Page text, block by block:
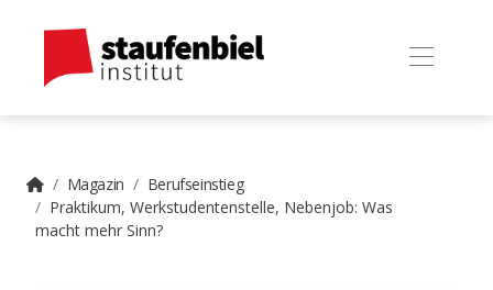
Magazin
Berufseinstieg
Praktikum, Werkstudentenstelle, Nebenjob: Was
macht mehr Sinn?